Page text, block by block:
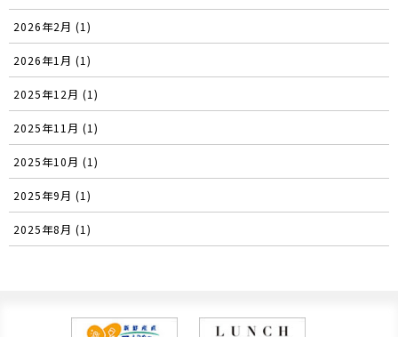
2026年2月 (1)
2026年1月 (1)
2025年12月 (1)
2025年11月 (1)
2025年10月 (1)
2025年9月 (1)
2025年8月 (1)